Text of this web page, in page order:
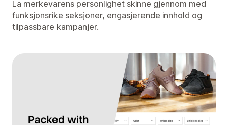
La merkevarens personlighet skinne gjennom med
funksjonsrike seksjoner, engasjerende innhold og
tilpassbare kampanjer.